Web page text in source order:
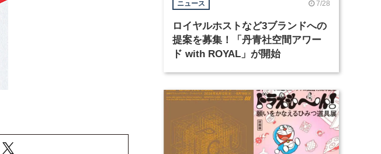
ニュース 7/28
ロイヤルホストなど3ブランドへの
提案を募集！「丹青社空間アワー
ド with ROYAL」が開始